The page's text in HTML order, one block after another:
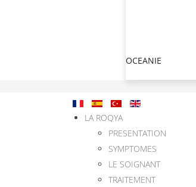
OCEANIE
LA ROQYA
PRESENTATION
SYMPTOMES
LE SOIGNANT
TRAITEMENT